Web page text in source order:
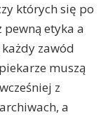
których się po
etyka a
zawód
muszą
z
a